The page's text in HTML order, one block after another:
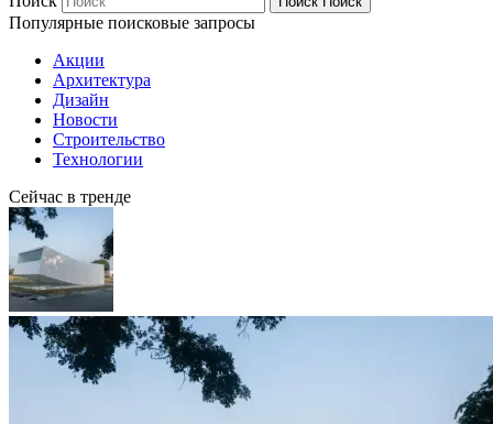
Популярные поисковые запросы
Акции
Архитектура
Дизайн
Новости
Строительство
Технологии
Сейчас в тренде